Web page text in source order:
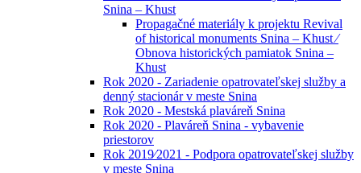
Snina – Khust
Propagačné materiály k projektu Revival
of historical monuments Snina – Khust ⁄
Obnova historických pamiatok Snina –
Khust
Rok 2020 - Zariadenie opatrovateľskej služby a
denný stacionár v meste Snina
Rok 2020 - Mestská plaváreň Snina
Rok 2020 - Plaváreň Snina - vybavenie
priestorov
Rok 2019⁄2021 - Podpora opatrovateľskej služby
v meste Snina